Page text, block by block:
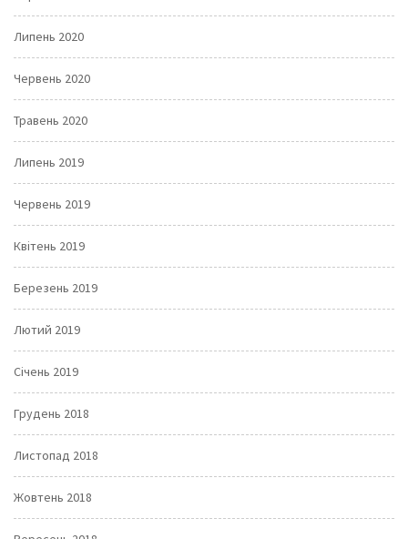
Липень 2020
Червень 2020
Травень 2020
Липень 2019
Червень 2019
Квітень 2019
Березень 2019
Лютий 2019
Січень 2019
Грудень 2018
Листопад 2018
Жовтень 2018